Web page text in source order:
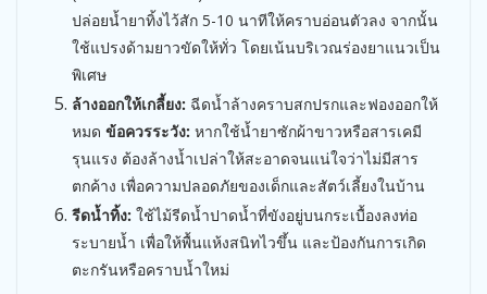
ปล่อยน้ำยาทิ้งไว้สัก 5-10 นาทีให้คราบอ่อนตัวลง จากนั้น
ใช้แปรงด้ามยาวขัดให้ทั่ว โดยเน้นบริเวณร่องยาแนวเป็น
พิเศษ
ล้างออกให้เกลี้ยง: ฉีดน้ำล้างคราบสกปรกและฟองออกให้
หมด ข้อควรระวัง: หากใช้น้ำยาซักผ้าขาวหรือสารเคมี
รุนแรง ต้องล้างน้ำเปล่าให้สะอาดจนแน่ใจว่าไม่มีสาร
ตกค้าง เพื่อความปลอดภัยของเด็กและสัตว์เลี้ยงในบ้าน
รีดน้ำทิ้ง: ใช้ไม้รีดน้ำปาดน้ำที่ขังอยู่บนกระเบื้องลงท่อ
ระบายน้ำ เพื่อให้พื้นแห้งสนิทไวขึ้น และป้องกันการเกิด
ตะกรันหรือคราบน้ำใหม่